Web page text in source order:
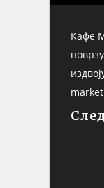
Кафе